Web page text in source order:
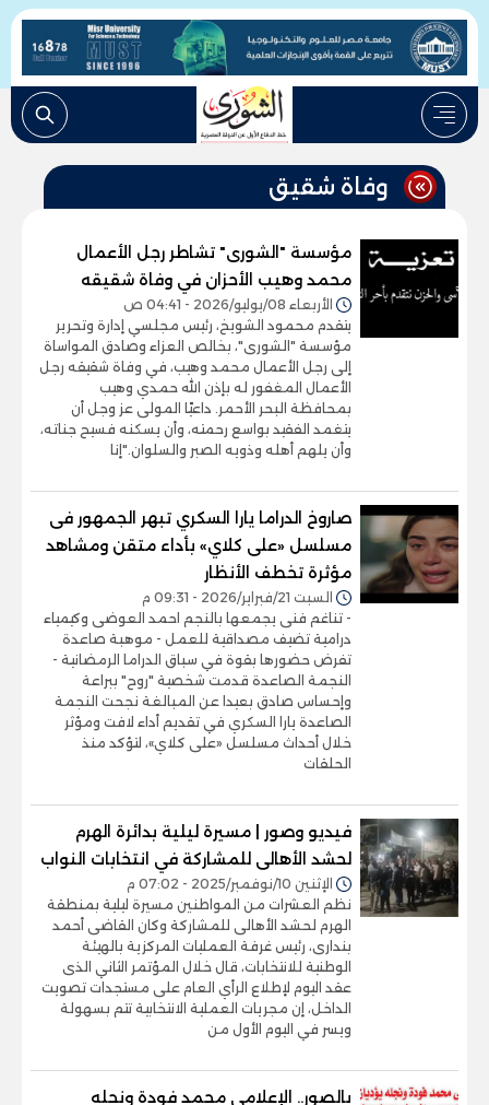
وفاة شقيق
مؤسسة "الشورى" تشاطر رجل الأعمال
محمد وهيب الأحزان في وفاة شقيقه
الأربعاء 08/يوليو/2026 - 04:41 ص
يتقدم محمود الشويخ، رئيس مجلسي إدارة وتحرير
مؤسسة "الشورى"، بخالص العزاء وصادق المواساة
إلى رجل الأعمال محمد وهيب، في وفاة شقيقه رجل
الأعمال المغفور له بإذن الله حمدي وهيب
بمحافظة البحر الأحمر. داعيًا المولى عز وجل أن
يتغمد الفقيد بواسع رحمته، وأن يسكنه فسيح جناته،
وأن يلهم أهله وذويه الصبر والسلوان."إنا
صاروخ الدراما يارا السكري تبهر الجمهور فى
مسلسل «على كلاي» بأداء متقن ومشاهد
مؤثرة تخطف الأنظار
السبت 21/فبراير/2026 - 09:31 م
- تناغم فنى يجمعها بالنجم احمد العوضى وكيمياء
درامية تضيف مصداقية للعمل - موهبة صاعدة
تفرض حضورها بقوة في سباق الدراما الرمضانية -
النجمة الصاعدة قدمت شخصية "روح" ببراعة
وإحساس صادق بعيدا عن المبالغة نجحت النجمة
الصاعدة يارا السكري في تقديم أداء لافت ومؤثر
خلال أحداث مسلسل «على كلاي»، لتؤكد منذ
الحلقات
فيديو وصور | مسيرة ليلية بدائرة الهرم
لحشد الأهالى للمشاركة في انتخابات النواب
الإثنين 10/نوفمبر/2025 - 07:02 م
نظم العشرات من المواطنين مسيرة ليلية بمنطقة
الهرم لحشد الأهالى للمشاركة وكان القاضى أحمد
بندارى، رئيس غرفة العمليات المركزية بالهيئة
الوطنية للانتخابات، قال خلال المؤتمر الثاني الذى
عقد اليوم لإطلاع الرأي العام على مستجدات تصويت
الداخل، إن مجريات العملية الانتخابية تتم بسهولة
ويسر في اليوم الأول من
بالصور.. الإعلامى محمد فودة ونجله